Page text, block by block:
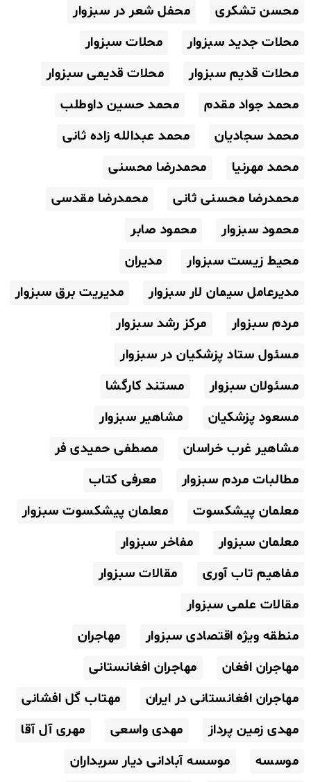
محسن تشکری
محفل شعر در سبزوار
محلات جدید سبزوار
محلات سبزوار
محلات قدیم سبزوار
محلات قدیمی سبزوار
محمد جواد مقدم
محمد حسین داوطلب
محمد سجادیان
محمد عبدالله زاده ثانی
محمد مهرنیا
محمدرضا محسنی
محمدرضا محسنی ثانی
محمدرضا مقدسی
محمود سبزوار
محمود صابر
محیط زیست سبزوار
مدیران
مدیرعامل سیمان لار سبزوار
مدیریت برق سبزوار
مردم سبزوار
مرکز رشد سبزوار
مسئول ستاد پزشکیان در سبزوار
مسئولان سبزوار
مستند کارگشا
مسعود پزشکیان
مشاهیر سبزوار
مشاهیر غرب خراسان
مصطفی حمیدی فر
مطالبات مردم سبزوار
معرفی کتاب
معلمان پیشکسوت
معلمان پیشکسوت سبزوار
معلمان سبزوار
مفاخر سبزوار
مفاهیم تاب آوری
مقالات سبزوار
مقالات علمی سبزوار
منطقه ویژه اقتصادی سبزوار
مهاجران
مهاجران افغان
مهاجران افغانستانی
مهاجران افغانستانی در ایران
مهتاب گل افشانی
مهدی زمین پرداز
مهدی واسعی
مهری آل آقا
موسسه
موسسه آبادانی دیار سربداران